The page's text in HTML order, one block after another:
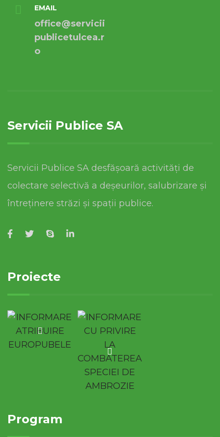
EMAIL
office@servicii
publicetulcea.r
o
Servicii Publice SA
Servicii Publice SA desfășoară activități de
colectare selectivă a deșeurilor, salubrizare și
întreținere străzi și spații publice.
Proiecte
Program